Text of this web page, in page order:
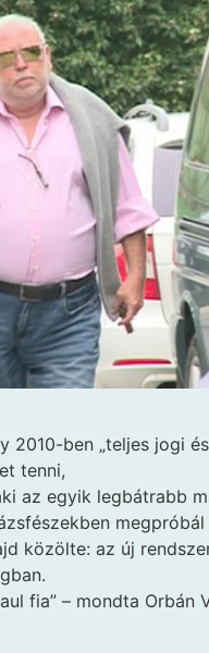
ben „teljes jogi
tenni,
az egyik legbátrabb
közölte: az új
fia” – mondta